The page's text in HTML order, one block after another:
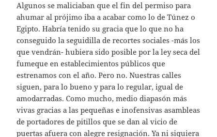
Algunos se maliciaban que el fin del permiso para
ahumar al prójimo iba a acabar como lo de Túnez o
Egipto. Habría tenido su gracia que lo que no ha
conseguido la seguidilla de recortes sociales -más los
que vendrán- hubiera sido posible por la ley seca del
fumeque en establecimientos públicos que
estrenamos con el año. Pero no. Nuestras calles
siguen, para lo bueno y para lo regular, igual de
amodarradas. Como mucho, medio diapasón más
vivas gracias a las pequeñas e inofensivas asambleas
de portadores de pitillos que se dan al vicio de
puertas afuera con alegre resignación. Ya ni siquiera